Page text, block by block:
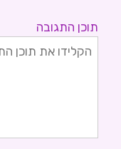
תוכן התגובה